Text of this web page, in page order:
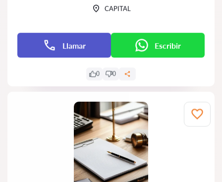
CAPITAL
Llamar Escribir
0 0